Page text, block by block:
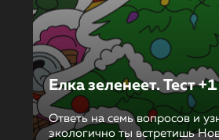
Елка зеленеет. Тест +1
Ответь на семь вопросов и
экологично ты встретишь